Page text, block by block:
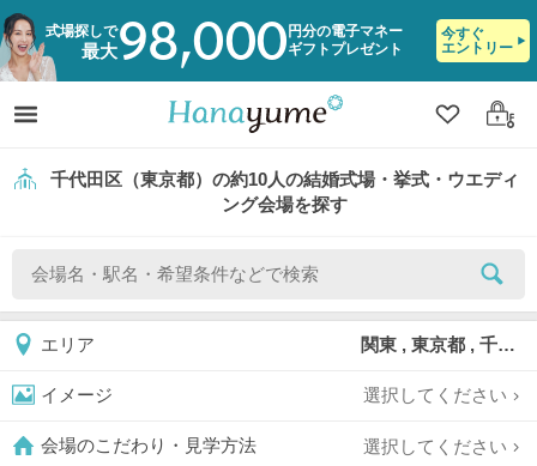
式場探しで
最大98,000 円分の電子マネー
ギフトプレゼント
今すぐ
エントリー
クリップ
ログ
千代田区（東京都）の約10人の結婚式場・挙式・ウエディ
ング会場を探す
エリア 関東 , 東京都 , 千代田区
イメージ 選択してください
会場のこだわり・見学方法 選択してください